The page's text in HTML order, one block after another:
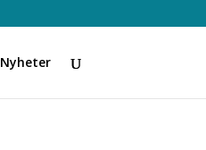
Nyheter